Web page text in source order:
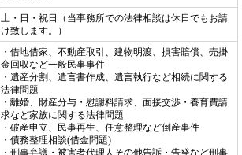
土・日・祝日（当事務所での法律相談は休日でもお請
け致します。）
・借地借家、不動産取引、建物明渡、損害賠償、売掛
金回収など一般民事事件
・遺産分割、遺言書作成、遺言執行など相続に関する
法律問題
・離婚、財産分与・慰謝料請求、面接交渉・養育費請
求など家族に関する法律問題
・破産申立、民事再生、任意整理など倒産事件
・債務整理相談(借金問題)
・刑事弁護・被害者代理人その他告訴・告発など刑事